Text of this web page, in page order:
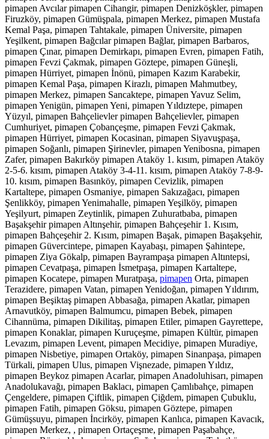
pimapen Avcılar pimapen Cihangir, pimapen Denizköşkler, pimapen
Firuzköy, pimapen Gümüşpala, pimapen Merkez, pimapen Mustafa
Kemal Paşa, pimapen Tahtakale, pimapen Üniversite, pimapen
Yeşilkent, pimapen Bağcılar pimapen Bağlar, pimapen Barbaros,
pimapen Çınar, pimapen Demirkapı, pimapen Evren, pimapen Fatih,
pimapen Fevzi Çakmak, pimapen Göztepe, pimapen Güneşli,
pimapen Hürriyet, pimapen İnönü, pimapen Kazım Karabekir,
pimapen Kemal Paşa, pimapen Kirazlı, pimapen Mahmutbey,
pimapen Merkez, pimapen Sancaktepe, pimapen Yavuz Selim,
pimapen Yenigün, pimapen Yeni, pimapen Yıldıztepe, pimapen
Yüzyıl, pimapen Bahçelievler pimapen Bahçelievler, pimapen
Cumhuriyet, pimapen Çobançeşme, pimapen Fevzi Çakmak,
pimapen Hürriyet, pimapen Kocasinan, pimapen Siyavuşpaşa,
pimapen Soğanlı, pimapen Şirinevler, pimapen Yenibosna, pimapen
Zafer, pimapen Bakırköy pimapen Ataköy 1. kısım, pimapen Ataköy
2-5-6. kısım, pimapen Ataköy 3-4-11. kısım, pimapen Ataköy 7-8-9-
10. kısım, pimapen Basınköy, pimapen Cevizlik, pimapen
Kartaltepe, pimapen Osmaniye, pimapen Sakızağacı, pimapen
Şenlikköy, pimapen Yenimahalle, pimapen Yeşilköy, pimapen
Yeşilyurt, pimapen Zeytinlik, pimapen Zuhuratbaba, pimapen
Başakşehir pimapen Altınşehir, pimapen Bahçeşehir 1. Kısım,
pimapen Bahçeşehir 2. Kısım, pimapen Başak, pimapen Başakşehir,
pimapen Güvercintepe, pimapen Kayabaşı, pimapen Şahintepe,
pimapen Ziya Gökalp, pimapen Bayrampaşa pimapen Altıntepsi,
pimapen Cevatpaşa, pimapen İsmetpaşa, pimapen Kartaltepe,
pimapen Kocatepe, pimapen Muratpaşa, pimapen Orta, pimapen
Terazidere, pimapen Vatan, pimapen Yenidoğan, pimapen Yıldırım,
pimapen Beşiktaş pimapen Abbasağa, pimapen Akatlar, pimapen
Arnavutköy, pimapen Balmumcu, pimapen Bebek, pimapen
Cihannüma, pimapen Dikilitaş, pimapen Etiler, pimapen Gayrettepe,
pimapen Konaklar, pimapen Kuruçeşme, pimapen Kültür, pimapen
Levazım, pimapen Levent, pimapen Mecidiye, pimapen Muradiye,
pimapen Nisbetiye, pimapen Ortaköy, pimapen Sinanpaşa, pimapen
Türkali, pimapen Ulus, pimapen Vişnezade, pimapen Yıldız,
pimapen Beykoz pimapen Acarlar, pimapen Anadoluhisarı, pimapen
Anadolukavağı, pimapen Baklacı, pimapen Çamlıbahçe, pimapen
Çengeldere, pimapen Çiftlik, pimapen Çiğdem, pimapen Çubuklu,
pimapen Fatih, pimapen Göksu, pimapen Göztepe, pimapen
Gümüşsuyu, pimapen İncirköy, pimapen Kanlıca, pimapen Kavacık,
pimapen Merkez, , pimapen Ortaçeşme, pimapen Paşabahçe,